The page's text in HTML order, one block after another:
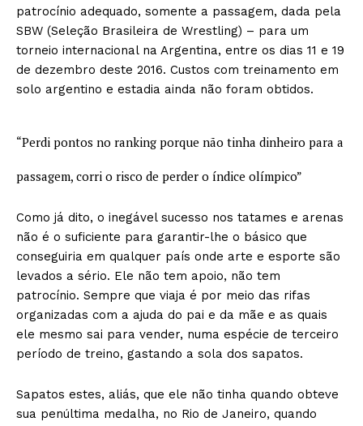
patrocínio adequado, somente a passagem, dada pela
SBW (Seleção Brasileira de Wrestling) – para um
torneio internacional na Argentina, entre os dias 11 e 19
de dezembro deste 2016. Custos com treinamento em
solo argentino e estadia ainda não foram obtidos.
“Perdi pontos no ranking porque não tinha dinheiro para a
passagem, corri o risco de perder o índice olímpico”
Como já dito, o inegável sucesso nos tatames e arenas
não é o suficiente para garantir-lhe o básico que
conseguiria em qualquer país onde arte e esporte são
levados a sério. Ele não tem apoio, não tem
patrocínio. Sempre que viaja é por meio das rifas
organizadas com a ajuda do pai e da mãe e as quais
ele mesmo sai para vender, numa espécie de terceiro
período de treino, gastando a sola dos sapatos.
Sapatos estes, aliás, que ele não tinha quando obteve
sua penúltima medalha, no Rio de Janeiro, quando